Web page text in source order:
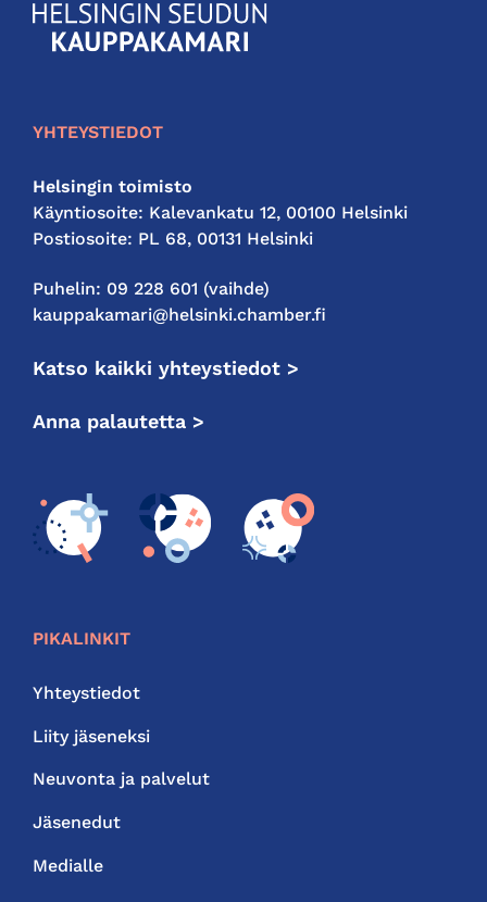
KauppakamariHelsingin
seudun
YHTEYSTIEDOT
Helsingin toimisto
Käyntiosoite: Kalevankatu 12, 00100 Helsinki
Postiosoite: PL 68, 00131 Helsinki
Puhelin: 09 228 601 (vaihde)
kauppakamari@helsinki.chamber.fi
Katso kaikki yhteystiedot >
Anna palautetta >
PIKALINKIT
Yhteystiedot
Liity jäseneksi
Neuvonta ja palvelut
Jäsenedut
Medialle